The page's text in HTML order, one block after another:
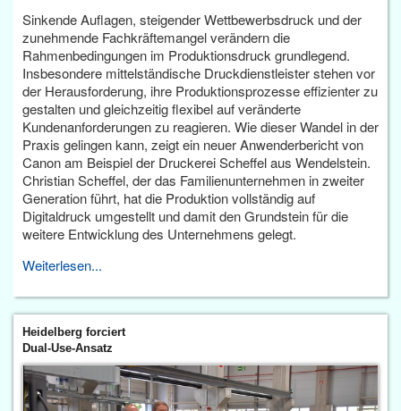
Sinkende Auflagen, steigender Wettbewerbsdruck und der
zunehmende Fachkräftemangel verändern die
Rahmenbedingungen im Produktionsdruck grundlegend.
Insbesondere mittelständische Druckdienstleister stehen vor
der Herausforderung, ihre Produktionsprozesse effizienter zu
gestalten und gleichzeitig flexibel auf veränderte
Kundenanforderungen zu reagieren. Wie dieser Wandel in der
Praxis gelingen kann, zeigt ein neuer Anwenderbericht von
Canon am Beispiel der Druckerei Scheffel aus Wendelstein.
Christian Scheffel, der das Familienunternehmen in zweiter
Generation führt, hat die Produktion vollständig auf
Digitaldruck umgestellt und damit den Grundstein für die
weitere Entwicklung des Unternehmens gelegt.
Weiterlesen...
Heidelberg forciert
Dual-Use-Ansatz